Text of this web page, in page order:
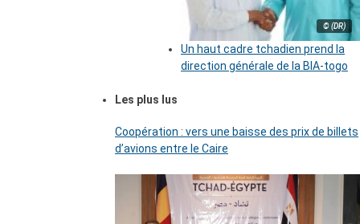
© (DR)
Un haut cadre tchadien prend la
direction générale de la BIA-togo
Les plus lus
Coopération : vers une baisse des prix de billets
d’avions entre le Caire